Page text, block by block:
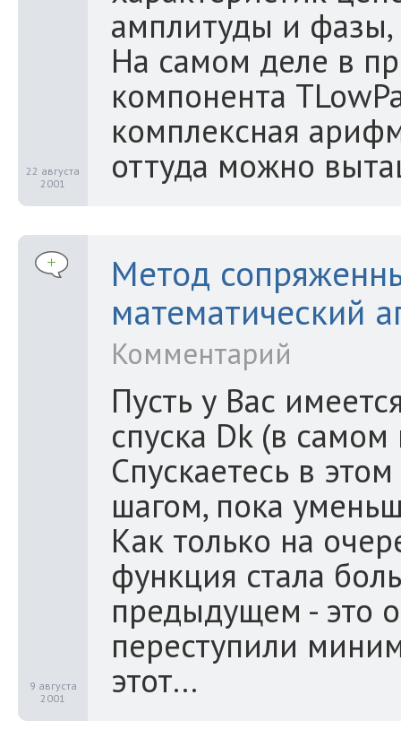
22 августа
2001
амплитуды и фазы,
На самом деле в
компонента
комплексная
оттуда можно
9 августа
2001
Метод
математический
Комментарий
Пусть у Вас
спуска Dk (в самом
Спускаетесь в
шагом, пока
Как только на
функция стала
предыдущем - это
переступили
этот...